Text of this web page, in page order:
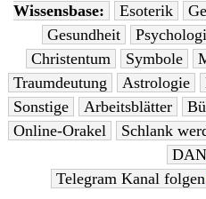
Wissensbase:
Esoterik
Gesundheit
Christentum
Symbole
Traumdeutung
Astrologie
Sonstige
Arbeitsblätter
Online-Orakel
Schlank
Telegram Kanal folgen